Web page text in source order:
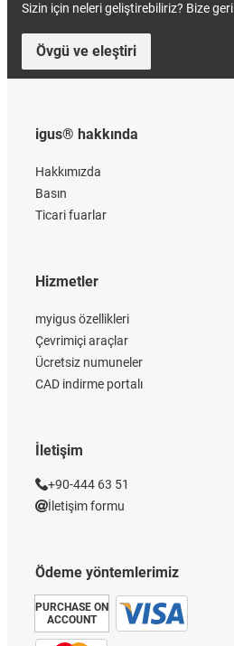
Sizin için neleri geliştirebiliriz? Bize
Övgü ve eleştiri
igus® hakkında
Hakkımızda
Basın
Ticari fuarlar
Ödeme yöntemlerimiz
PURCHASE ON
ACCOUNT
Hizmetler
myigus özellikleri
Çevrimiçi araçlar
Ücretsiz numuneler
CAD indirme portalı
İletişim
+90-444 63 51
İletişim formu